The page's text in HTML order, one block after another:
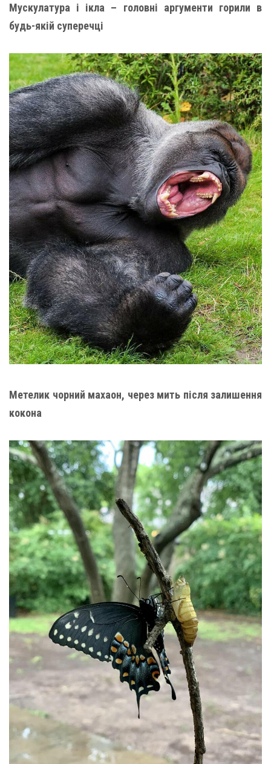
Мускулатура і ікла – головні аргументи горили в
будь-якій суперечці
Метелик чорний махаон, через мить після залишення
кокона